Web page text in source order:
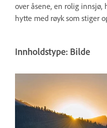
over åsene, en rolig
hytte med røyk som stiger
Innholdstype: Bilde